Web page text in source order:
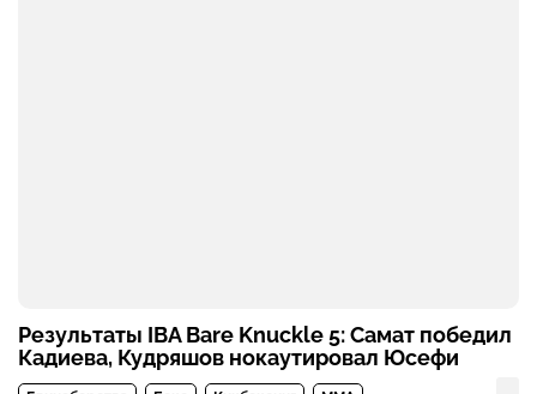
Результаты IBA Bare Knuckle 5: Самат победил
Кадиева, Кудряшов нокаутировал Юсефи